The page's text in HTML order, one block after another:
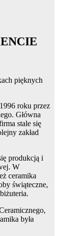
pięknych
roku przez
Główna
stale się
zakład
produkcją i
W
ceramika
świąteczne,
była